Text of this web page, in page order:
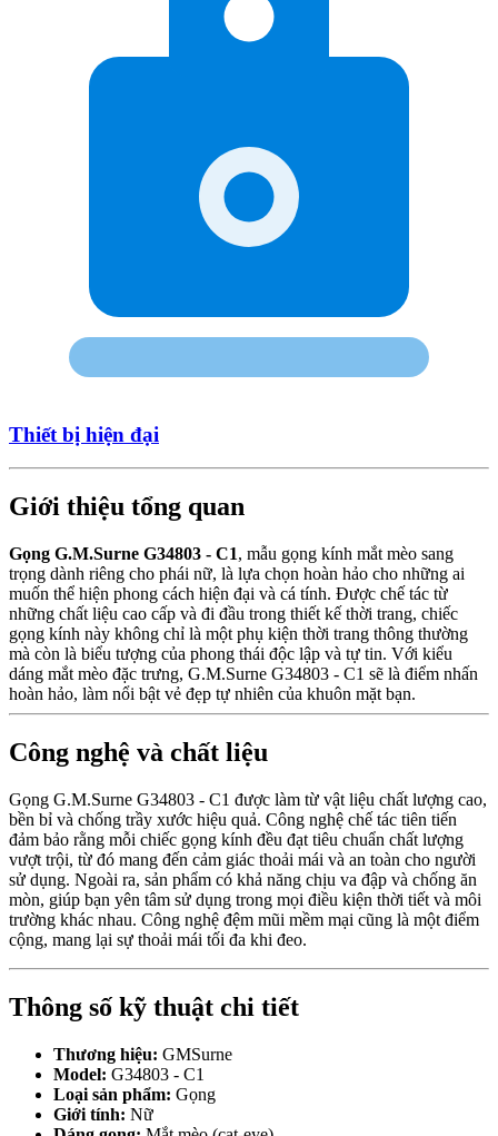
Thiết bị hiện đại
Giới thiệu tổng quan
Gọng G.M.Surne G34803 - C1, mẫu gọng kính mắt mèo sang
trọng dành riêng cho phái nữ, là lựa chọn hoàn hảo cho những ai
muốn thể hiện phong cách hiện đại và cá tính. Được chế tác từ
những chất liệu cao cấp và đi đầu trong thiết kế thời trang, chiếc
gọng kính này không chỉ là một phụ kiện thời trang thông thường
mà còn là biểu tượng của phong thái độc lập và tự tin. Với kiểu
dáng mắt mèo đặc trưng, G.M.Surne G34803 - C1 sẽ là điểm nhấn
hoàn hảo, làm nổi bật vẻ đẹp tự nhiên của khuôn mặt bạn.
Công nghệ và chất liệu
Gọng G.M.Surne G34803 - C1 được làm từ vật liệu chất lượng cao,
bền bỉ và chống trầy xước hiệu quả. Công nghệ chế tác tiên tiến
đảm bảo rằng mỗi chiếc gọng kính đều đạt tiêu chuẩn chất lượng
vượt trội, từ đó mang đến cảm giác thoải mái và an toàn cho người
sử dụng. Ngoài ra, sản phẩm có khả năng chịu va đập và chống ăn
mòn, giúp bạn yên tâm sử dụng trong mọi điều kiện thời tiết và môi
trường khác nhau. Công nghệ đệm mũi mềm mại cũng là một điểm
cộng, mang lại sự thoải mái tối đa khi đeo.
Thông số kỹ thuật chi tiết
Thương hiệu: GMSurne
Model: G34803 - C1
Loại sản phẩm: Gọng
Giới tính: Nữ